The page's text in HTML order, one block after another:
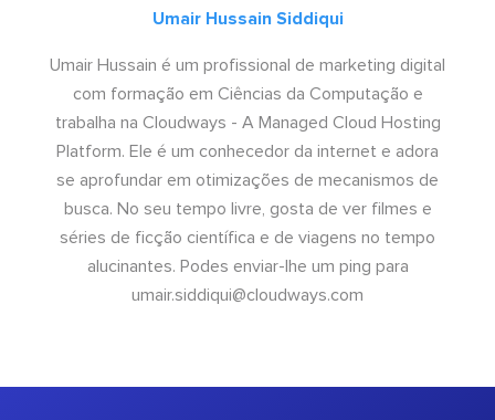
Umair Hussain Siddiqui
Umair Hussain é um profissional de marketing digital
com formação em Ciências da Computação e
trabalha na Cloudways - A Managed Cloud Hosting
Platform. Ele é um conhecedor da internet e adora
se aprofundar em otimizações de mecanismos de
busca. No seu tempo livre, gosta de ver filmes e
séries de ficção científica e de viagens no tempo
alucinantes. Podes enviar-lhe um ping para
umair.siddiqui@cloudways.com